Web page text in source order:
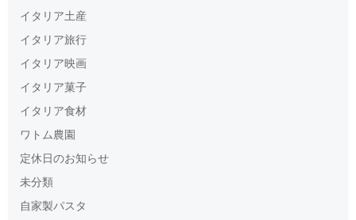
イタリア土産
イタリア旅行
イタリア映画
イタリア菓子
イタリア食材
ワトム農園
定休日のお知らせ
未分類
自家製パスタ